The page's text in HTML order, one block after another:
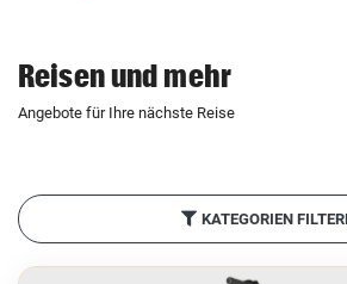
Reisen und mehr
Angebote für Ihre nächste Reise
KATEGORIEN